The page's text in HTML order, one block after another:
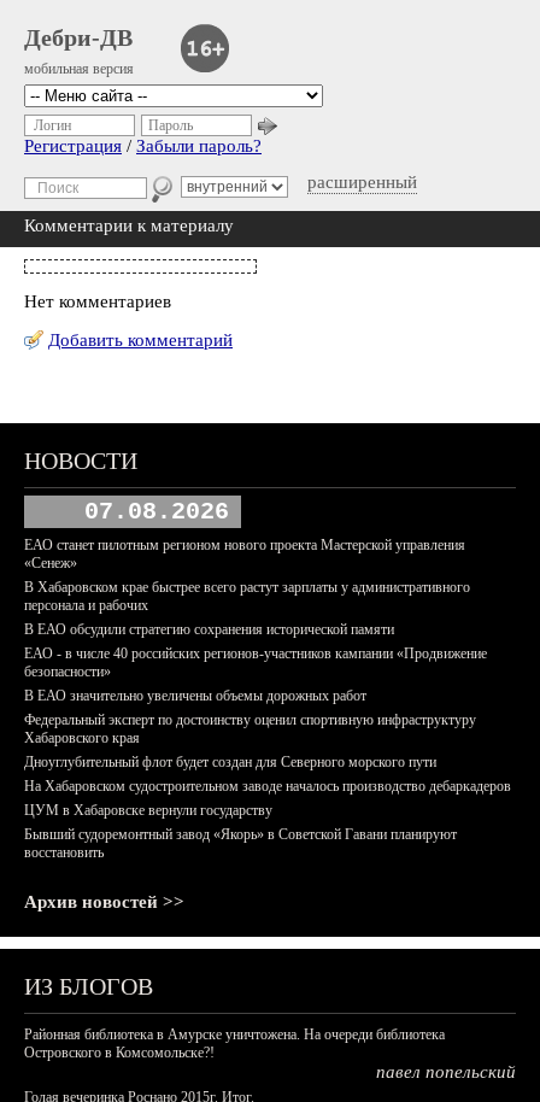
Дебри-ДВ
мобильная версия
расширенный
Логин Пароль
Регистрация / Забыли пароль?
Комментарии к материалу
Нет комментариев
Добавить комментарий
НОВОСТИ
07.08.2026
ЕАО станет пилотным регионом нового проекта Мастерской управления
«Сенеж»
В Хабаровском крае быстрее всего растут зарплаты у административного
персонала и рабочих
В ЕАО обсудили стратегию сохранения исторической памяти
ЕАО - в числе 40 российских регионов-участников кампании «Продвижение
безопасности»
В ЕАО значительно увеличены объемы дорожных работ
Федеральный эксперт по достоинству оценил спортивную инфраструктуру
Хабаровского края
Дноуглубительный флот будет создан для Северного морского пути
На Хабаровском судостроительном заводе началось производство дебаркадеров
ЦУМ в Хабаровске вернули государству
Бывший судоремонтный завод «Якорь» в Советской Гавани планируют
восстановить
Архив новостей >>
ИЗ БЛОГОВ
Районная библиотека в Амурске уничтожена. На очереди библиотека
Островского в Комсомольске?!
павел попельский
Голая вечеринка Роснано 2015г. Итог.